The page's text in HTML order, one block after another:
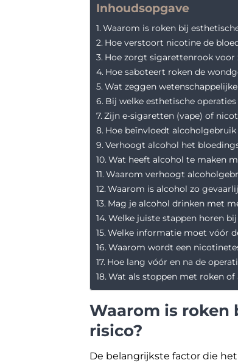
Inhoudsopgave
Waarom is roken bij
Hoe verstoort nicotine de
Hoe zorgt sigarettenrook
Hoe saboteert roken de
Wat zeggen
Bij welke esthetische
Zijn e-sigaretten (vape) of
Hoe beïnvloedt
Verhoogt alcohol het
Wat heeft alcohol te maken
Waarom verhoogt
Waarom is alcohol zo
Mag je alcohol drinken met
Welke juiste stappen horen
Welke informatie moet vóór
Waarom wordt een
Hoe lang vóór en na de
Wat als stoppen met roken
Waarom is roken
risico?
De belangrijkste factor die